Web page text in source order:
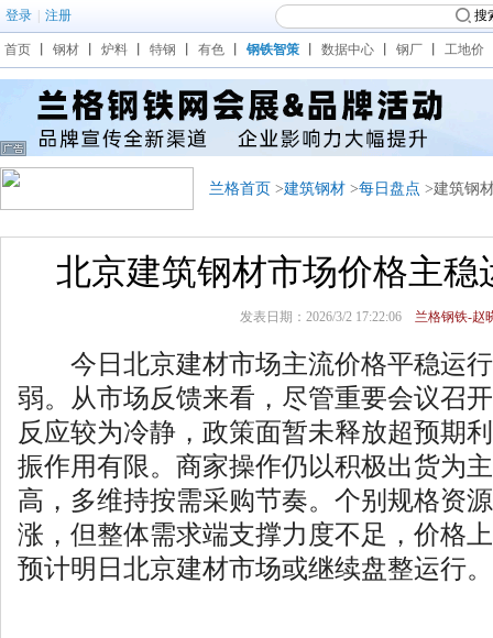
登录 注册 搜
首页 钢材 炉料 特钢 有色 钢铁智策 数据中心 钢厂 工地价
兰格首页 >建筑钢材 >每日盘点 >建筑钢
北京建筑钢材市场价格主稳
发表日期：2026/3/2 17:22:06兰格钢铁-赵
今日北京建材市场主流价格平稳运行
弱。从市场反馈来看，尽管重要会议召
反应较为冷静，政策面暂未释放超预期
振作用有限。商家操作仍以积极出货为
高，多维持按需采购节奏。个别规格资
涨，但整体需求端支撑力度不足，价格
预计明日北京建材市场或继续盘整运行